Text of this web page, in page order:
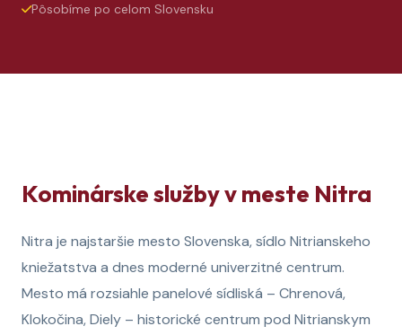
Pôsobíme po celom Slovensku
Kominárske služby v meste Nitra
Nitra je najstaršie mesto Slovenska, sídlo Nitrianskeho
kniežatstva a dnes moderné univerzitné centrum.
Mesto má rozsiahle panelové sídliská – Chrenová,
Klokočina, Diely – historické centrum pod Nitrianskym